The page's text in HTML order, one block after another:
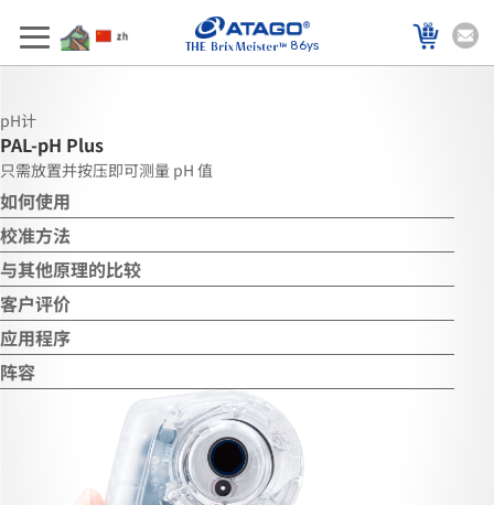
86ys
pH计
PAL-pH Plus
只需放置并按压即可测量 pH 值
如何使用
校准方法
与其他原理的比较
客户评价
应用程序
阵容